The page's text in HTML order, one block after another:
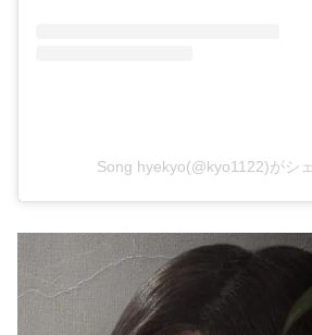
Song hyekyo(@kyo1122)がシ